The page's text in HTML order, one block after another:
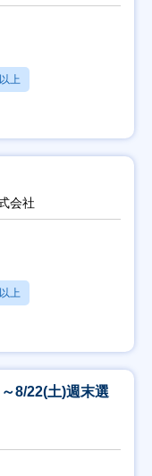
上
会社
上
8/22(土)週末選